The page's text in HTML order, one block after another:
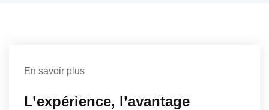
En savoir plus
L’expérience, l’avantage